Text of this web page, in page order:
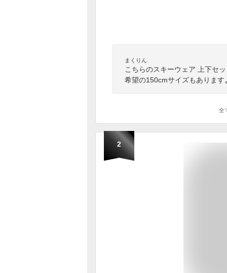
まくりん
こちらのスキーウェア 上下セ
希望の150cmサイズもありま
全
2